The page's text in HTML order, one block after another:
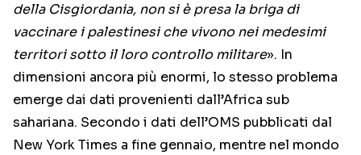
della Cisgiordania, non si è presa la briga di
vaccinare i palestinesi che vivono nei medesimi
territori sotto il loro controllo militare». In
dimensioni ancora più enormi, lo stesso problema
emerge dai dati provenienti dall’Africa sub
sahariana. Secondo i dati dell’OMS pubblicati dal
New York Times a fine gennaio, mentre nel mondo